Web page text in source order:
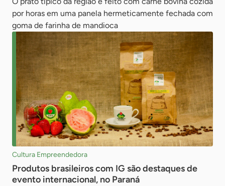
por horas em uma panela hermeticamente fechada com
goma de farinha de mandioca
Cultura Empreendedora
Produtos brasileiros com IG são destaques de
evento internacional, no Paraná